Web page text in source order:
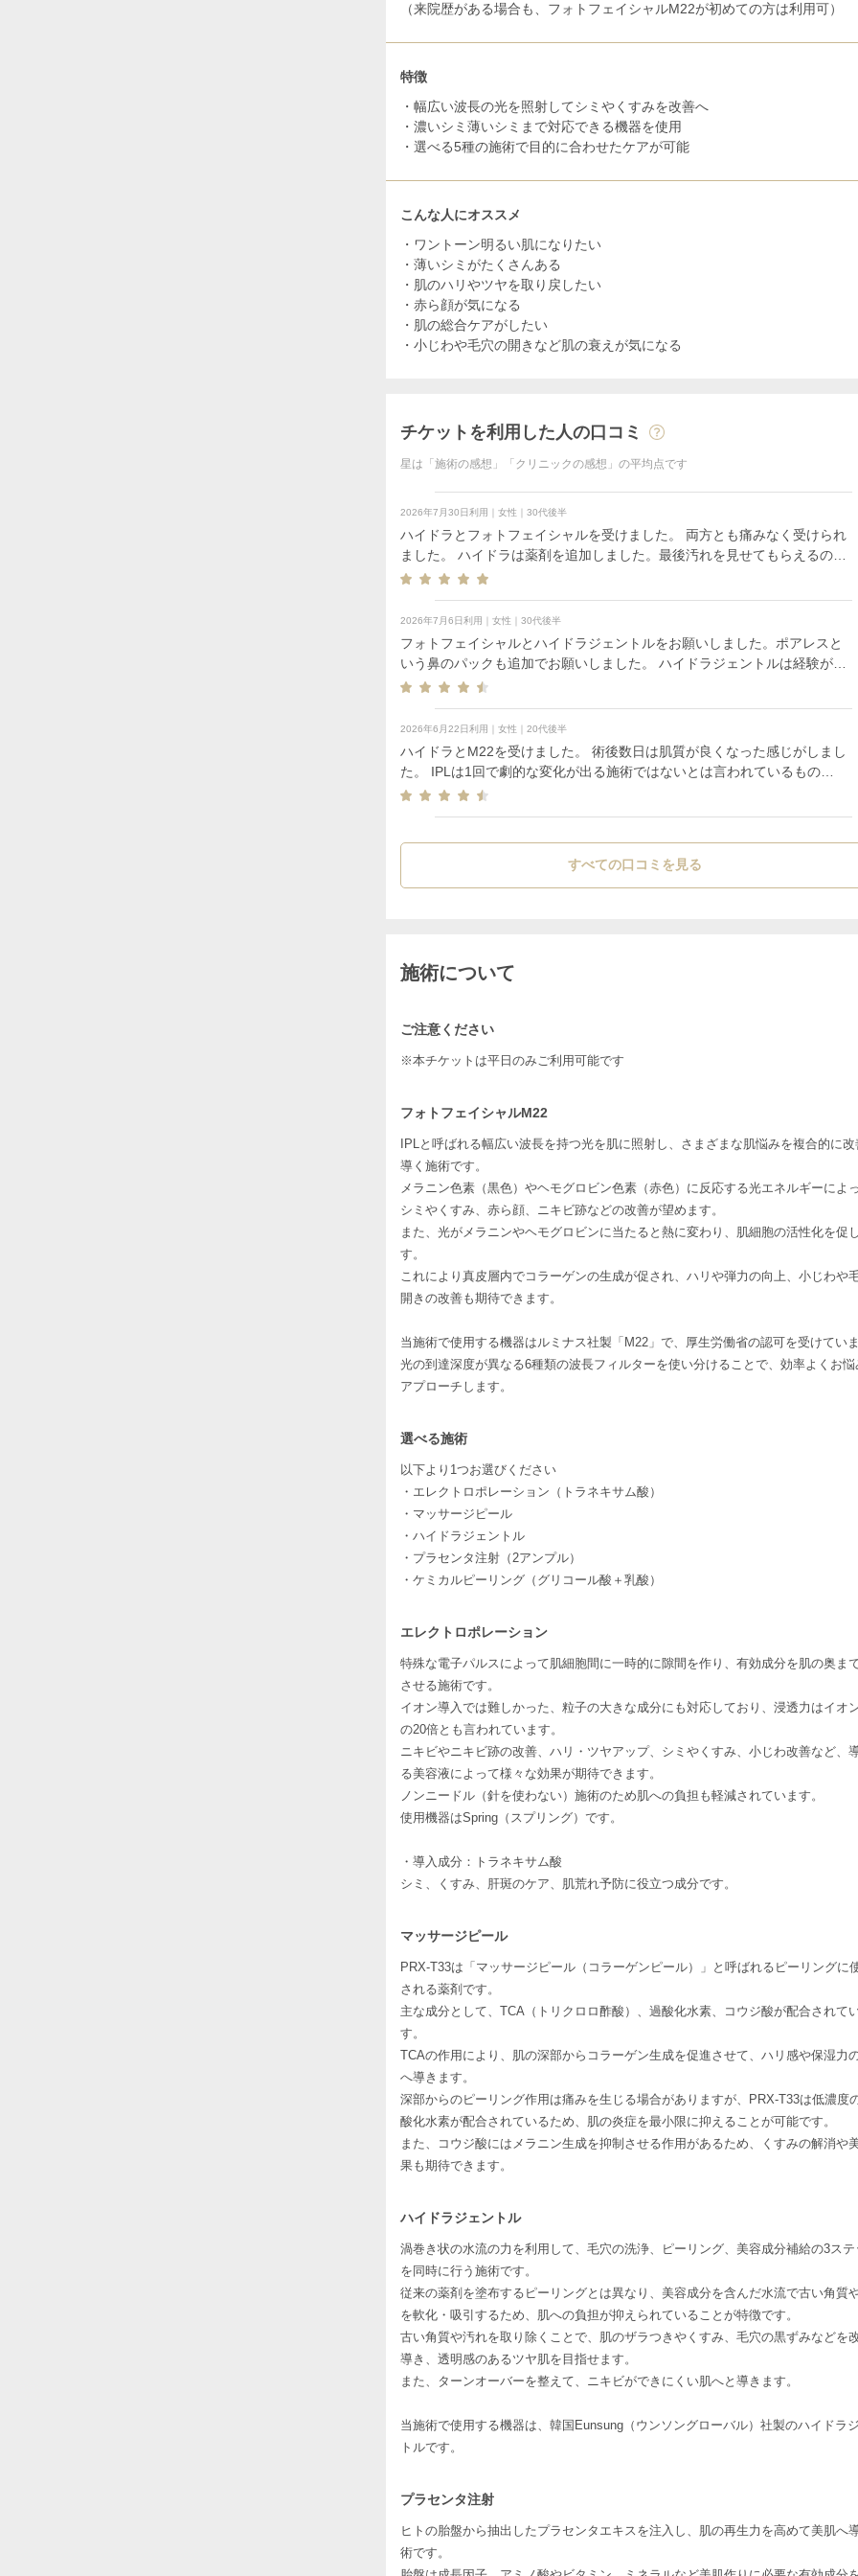
（来院歴がある場合も、フォトフェイシャルM22が初めての方は利用可）
特徴
・幅広い波長の光を照射してシミやくすみを改善へ
・濃いシミ薄いシミまで対応できる機器を使用
・選べる5種の施術で目的に合わせたケアが可能
こんな人にオススメ
・ワントーン明るい肌になりたい
・薄いシミがたくさんある
・肌のハリやツヤを取り戻したい
・赤ら顔が気になる
・肌の総合ケアがしたい
・小じわや毛穴の開きなど肌の衰えが気になる
チケットを利用した人の口コミ
星は「施術の感想」「クリニックの感想」の平均点です
2026年7月30日利用｜女性｜30代後半
ハイドラとフォトフェイシャルを受けました。 両方とも痛みなく受けられ
ました。 ハイドラは薬剤を追加しました。最後汚れを見せてもらえるので
余計すっきり感があり、満足でした！
2026年7月6日利用｜女性｜30代後半
フォトフェイシャルとハイドラジェントルをお願いしました。ポアレスと
いう鼻のパックも追加でお願いしました。 ハイドラジェントルは経験があ
ったので、痛みは全く無く、気持ち良いぐらいで施術を受けられました。
がありましたがなんとか耐えました。1周目と2周目でフィルターを変えて
くれるのですが、そのフィルターも事前のカウンセリングで決めることが
できます。 追加のパックなども良心的な価格で、高い方を勧められたりも
しないので安心です。 先生も短時間ですが的確に肌を見てくれて、肌のこ
の部分にはこういう施術がオススメだよとアドバイスしてくれるので次回
2026年6月22日利用｜女性｜20代後半
ハイドラとM22を受けました。 術後数日は肌質が良くなった感じがしまし
た。 IPLは1回で劇的な変化が出る施術ではないとは言われているもの
の、出力をしっかりあげてくださったおかげでシミに反応が出ている実感
すべての口コミを見る
施術について
ご注意ください
※本チケットは平日のみご利用可能です
フォトフェイシャルM22
IPLと呼ばれる幅広い波長を持つ光を肌に照射し、さまざまな肌悩みを複合的に改
導く施術です。
メラニン色素（黒色）やヘモグロビン色素（赤色）に反応する光エネルギーによっ
シミやくすみ、赤ら顔、ニキビ跡などの改善が望めます。
また、光がメラニンやヘモグロビンに当たると熱に変わり、肌細胞の活性化を促
す。
これにより真皮層内でコラーゲンの生成が促され、ハリや弾力の向上、小じわや
開きの改善も期待できます。
当施術で使用する機器はルミナス社製「M22」で、厚生労働省の認可を受けていま
光の到達深度が異なる6種類の波長フィルターを使い分けることで、効率よくお悩
アプローチします。
選べる施術
以下より1つお選びください
・エレクトロポレーション（トラネキサム酸）
・マッサージピール
・ハイドラジェントル
・プラセンタ注射（2アンプル）
・ケミカルピーリング（グリコール酸＋乳酸）
エレクトロポレーション
特殊な電子パルスによって肌細胞間に一時的に隙間を作り、有効成分を肌の奥ま
させる施術です。
イオン導入では難しかった、粒子の大きな成分にも対応しており、浸透力はイオ
の20倍とも言われています。
ニキビやニキビ跡の改善、ハリ・ツヤアップ、シミやくすみ、小じわ改善など、
る美容液によって様々な効果が期待できます。
ノンニードル（針を使わない）施術のため肌への負担も軽減されています。
使用機器はSpring（スプリング）です。
・導入成分：トラネキサム酸
シミ、くすみ、肝斑のケア、肌荒れ予防に役立つ成分です。
マッサージピール
PRX-T33は「マッサージピール（コラーゲンピール）」と呼ばれるピーリングに
される薬剤です。
主な成分として、TCA（トリクロロ酢酸）、過酸化水素、コウジ酸が配合されて
す。
TCAの作用により、肌の深部からコラーゲン生成を促進させて、ハリ感や保湿力
へ導きます。
深部からのピーリング作用は痛みを生じる場合がありますが、PRX-T33は低濃度
酸化水素が配合されているため、肌の炎症を最小限に抑えることが可能です。
また、コウジ酸にはメラニン生成を抑制させる作用があるため、くすみの解消や
果も期待できます。
ハイドラジェントル
渦巻き状の水流の力を利用して、毛穴の洗浄、ピーリング、美容成分補給の3ステ
を同時に行う施術です。
従来の薬剤を塗布するピーリングとは異なり、美容成分を含んだ水流で古い角質
を軟化・吸引するため、肌への負担が抑えられていることが特徴です。
古い角質や汚れを取り除くことで、肌のザラつきやくすみ、毛穴の黒ずみなどを
導き、透明感のあるツヤ肌を目指せます。
また、ターンオーバーを整えて、ニキビができにくい肌へと導きます。
当施術で使用する機器は、韓国Eunsung（ウンソングローバル）社製のハイドラ
トルです。
プラセンタ注射
ヒトの胎盤から抽出したプラセンタエキスを注入し、肌の再生力を高めて美肌へ
術です。